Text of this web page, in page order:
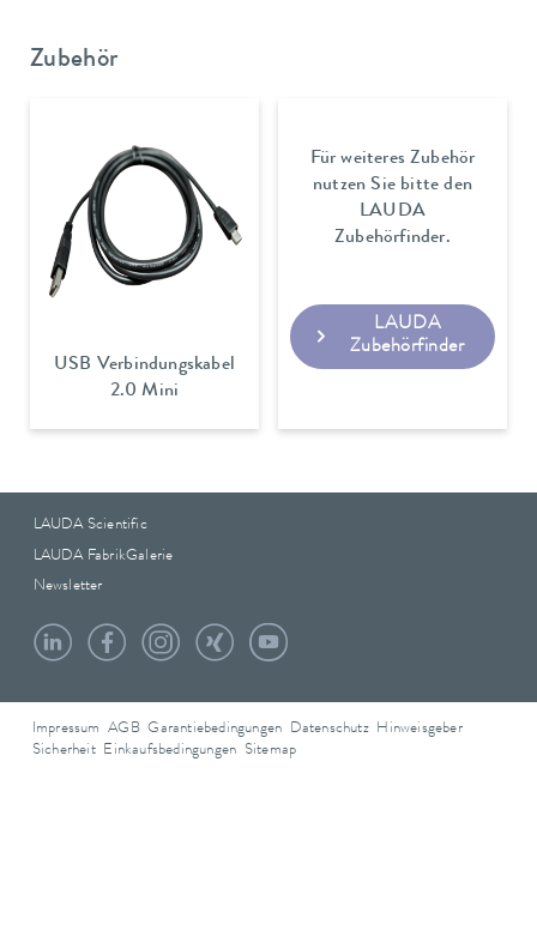
Zubehör
USB Verbindungskabel
2.0 Mini
Für weiteres Zubehör
nutzen Sie bitte den
LAUDA
Zubehörfinder.
LAUDA
Zubehörfinder
LAUDA Scientific
LAUDA FabrikGalerie
Newsletter
Impressum AGB Garantiebedingungen Datenschutz Hinweisgeber
Sicherheit Einkaufsbedingungen Sitemap